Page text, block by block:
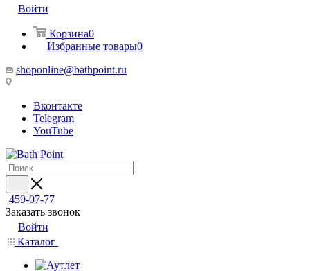
Войти
Корзина0
Избранные товары0
shoponline@bathpoint.ru
Вконтакте
Telegram
YouTube
459-07-77
Заказать звонок
Войти
Каталог